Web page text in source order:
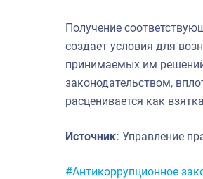
Получение
создает условия для
принимаемых им
законодательством,
расценивается как
Источник: Управление
Метки:
#Антикоррупционное